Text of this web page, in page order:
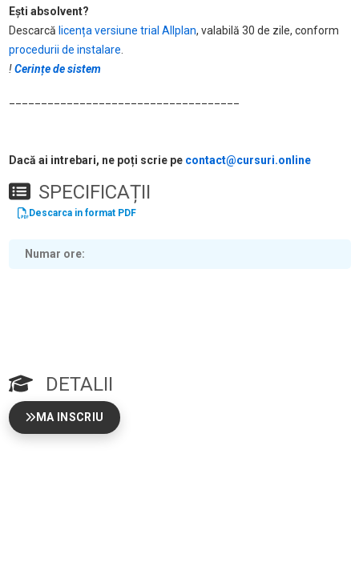
Ești absolvent?
Descarcă licența versiune trial Allplan, valabilă 30 de zile, conform
procedurii de instalare
!Cerințe de sistem
Dacă ai intrebari, ne poți scrie pe contact@cursuri.online
SPECIFICAȚII
Descarca in format PDF
Numar ore
DETALII
MA INSCRIU